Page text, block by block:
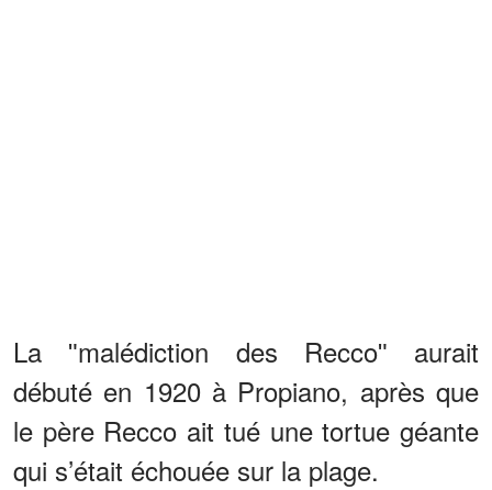
La ʺmalédiction des Reccoʺ aurait
débuté en 1920 à Propiano, après que
le père Recco ait tué une tortue géante
qui s’était échouée sur la plage.